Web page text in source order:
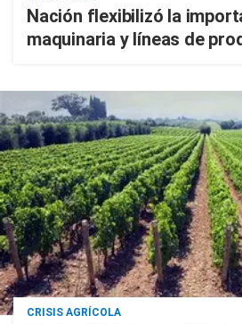
Nación flexibilizó la
maquinaria y líneas de
CRISIS AGRÍCOLA